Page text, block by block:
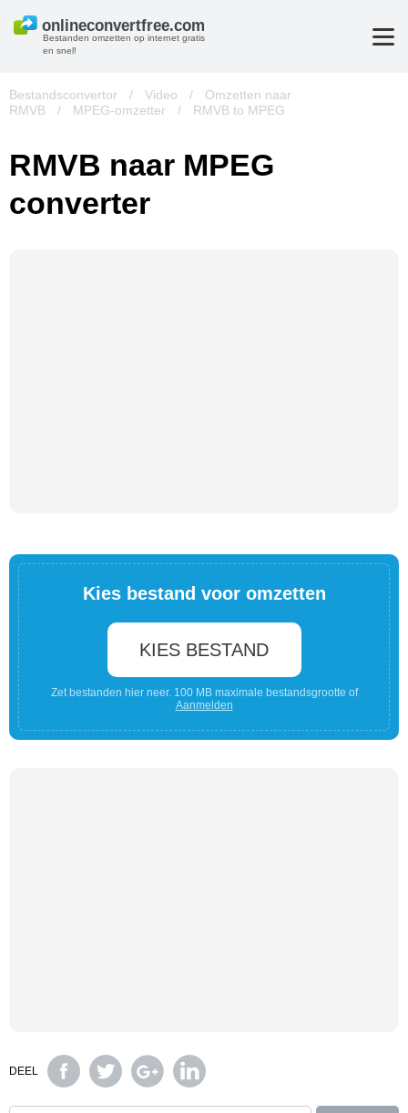
Bestanden omzetten op internet gratis
en snel!
Bestandsconvertor / Video /
Omzetten naar
RMVB
/ MPEG-omzetter / RMVB to MPEG
RMVB naar MPEG
converter
Kies bestand voor omzetten
KIES BESTAND
Zet bestanden hier neer. 100 MB maximale bestandsgrootte of
Aanmelden
DEEL